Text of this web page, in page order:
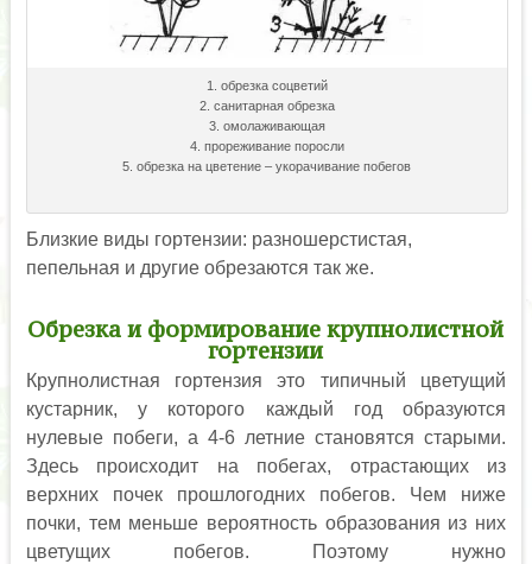
1. обрезка соцветий
2. санитарная обрезка
3. омолаживающая
4. прореживание поросли
5. обрезка на цветение – укорачивание побегов
Близкие виды гортензии: разношерстистая,
пепельная и другие обрезаются так же.
Обрезка и формирование крупнолистной
гортензии
Крупнолистная гортензия это типичный цветущий
кустарник, у которого каждый год образуются
нулевые побеги, а 4-6 летние становятся старыми.
Здесь происходит на побегах, отрастающих из
верхних почек прошлогодних побегов. Чем ниже
почки, тем меньше вероятность образования из них
цветущих побегов. Поэтому нужно